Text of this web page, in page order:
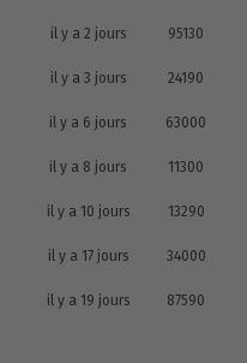
il y a 2 jours 95130
il y a 3 jours 24190
il y a 6 jours 63000
il y a 8 jours 11300
il y a 10 jours 13290
il y a 17 jours 34000
il y a 19 jours 87590